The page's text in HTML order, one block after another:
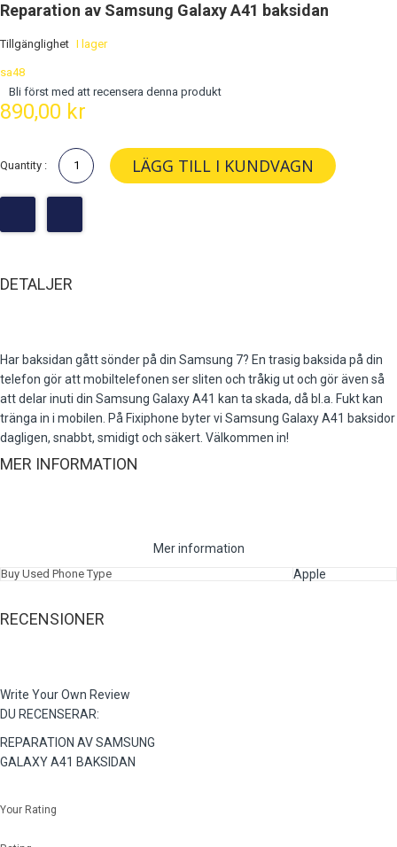
Reparation av Samsung Galaxy A41 baksidan
Tillgänglighet I lager
sa48
Bli först med att recensera denna produkt
890,00 kr
Quantity : LÄGG TILL I KUNDVAGN
DETALJER
Har baksidan gått sönder på din Samsung 7? En trasig baksida på din
telefon gör att mobiltelefonen ser sliten och tråkig ut och gör även så
att delar inuti din Samsung Galaxy A41 kan ta skada, då bl.a. Fukt kan
tränga in i mobilen. På Fixiphone byter vi Samsung Galaxy A41 baksidor
dagligen, snabbt, smidigt och säkert. Välkommen in!
MER INFORMATION
Mer information
Buy Used Phone Type Apple
RECENSIONER
Write Your Own Review
DU RECENSERAR:
REPARATION AV SAMSUNG
GALAXY A41 BAKSIDAN
Your Rating